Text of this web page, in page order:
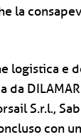
la
logistica e
S.r.l.,
con